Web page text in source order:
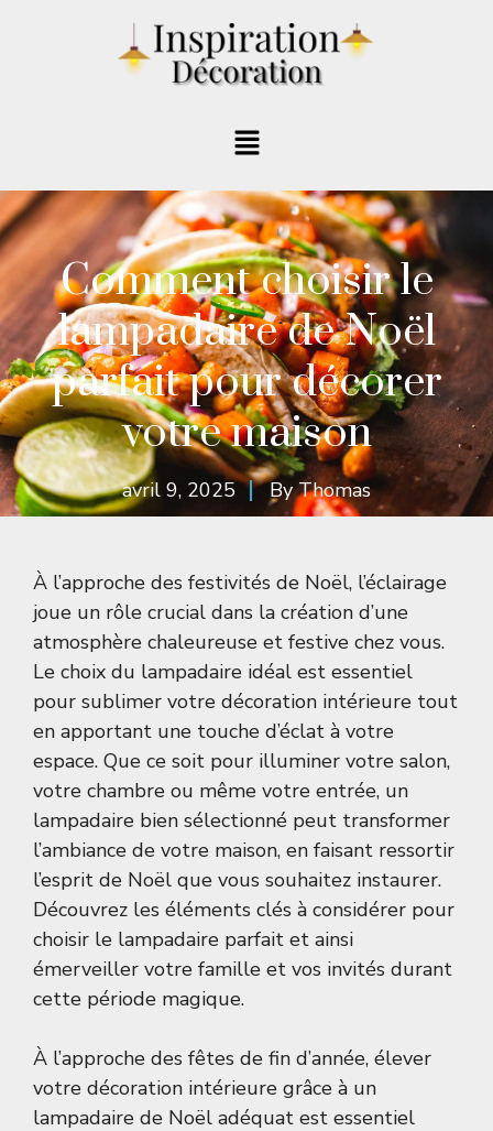
Comment choisir le
lampadaire de Noël
parfait pour décorer
votre maison
avril 9, 2025 ByThomas
À l’approche des festivités de Noël, l’éclairage
joue un rôle crucial dans la création d’une
atmosphère chaleureuse et festive chez vous.
Le choix du lampadaire idéal est essentiel
pour sublimer votre décoration intérieure tout
en apportant une touche d’éclat à votre
espace. Que ce soit pour illuminer votre salon,
votre chambre ou même votre entrée, un
lampadaire bien sélectionné peut transformer
l’ambiance de votre maison, en faisant ressortir
l’esprit de Noël que vous souhaitez instaurer.
Découvrez les éléments clés à considérer pour
choisir le lampadaire parfait et ainsi
émerveiller votre famille et vos invités durant
cette période magique.
À l’approche des fêtes de fin d’année, élever
votre décoration intérieure grâce à un
lampadaire de Noël adéquat est essentiel